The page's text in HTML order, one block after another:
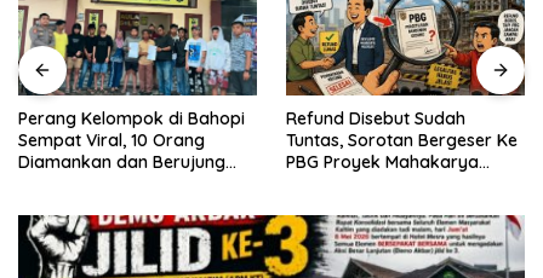
Perang Kelompok di Bahopi
Sempat Viral, 10 Orang
Diamankan dan Berujung
Refund Disebut Sudah
Tuntas, Sorotan Bergeser Ke
PBG Proyek Mahakarya